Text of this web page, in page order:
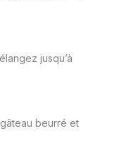
jusqu’à
beurré et